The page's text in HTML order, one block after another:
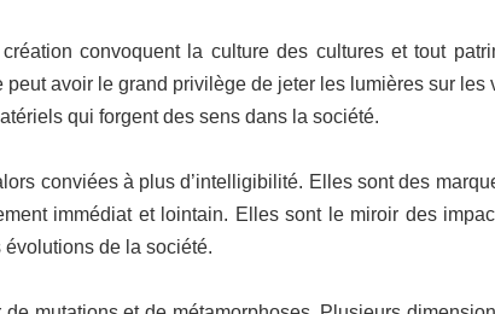
convoquent la culture des cultures et tout
avoir le grand privilège de jeter les lumières sur les
qui forgent des sens dans la société.
conviées à plus d’intelligibilité. Elles sont des
immédiat et lointain. Elles sont le miroir des
de la société.